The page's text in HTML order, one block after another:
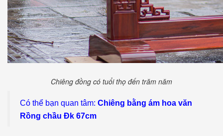
Chiêng đồng có tuổi thọ đến trăm năm
Có thể bạn quan tâm: Chiêng bằng ám hoa văn
Rồng chầu Đk 67cm